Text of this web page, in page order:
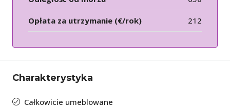
Opłata za utrzymanie (€/rok) 212
Charakterystyka
Całkowicie umeblowane